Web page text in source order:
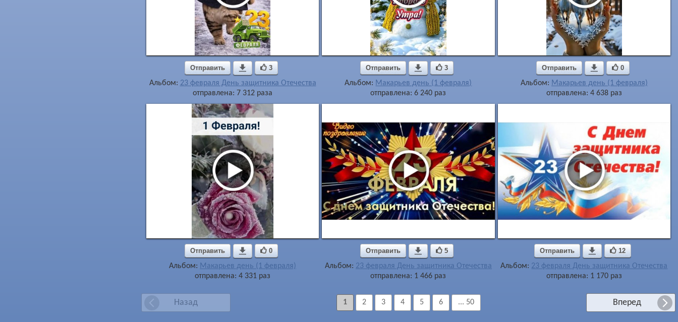
Отправить  3
Альбом: 23 февраля День защитника Отечества
отправлена: 7 312 раза
Отправить  3
Альбом: Макарьев день (1 февраля)
отправлена: 6 240 раз
Отправить  0
Альбом: Макарьев день (1 февраля)
отправлена: 4 638 раз
Отправить  0
Альбом: Макарьев день (1 февраля)
отправлена: 4 331 раз
Отправить  5
Альбом: 23 февраля День защитника Отечества
отправлена: 1 466 раз
Отправить  12
Альбом: 23 февраля День защитника Отечества
отправлена: 1 170 раз
Назад Вперед
1 2 3 4 5 6 ... 50